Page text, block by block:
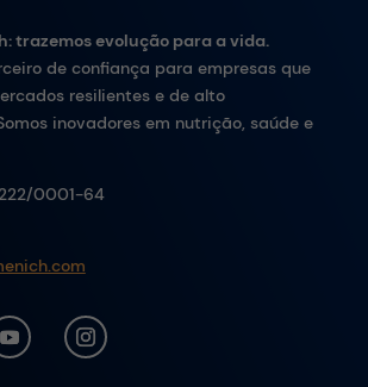
trazemos evolução para a vida.
de confiança para empresas que
resilientes e de alto
inovadores em nutrição, saúde e
0001-64